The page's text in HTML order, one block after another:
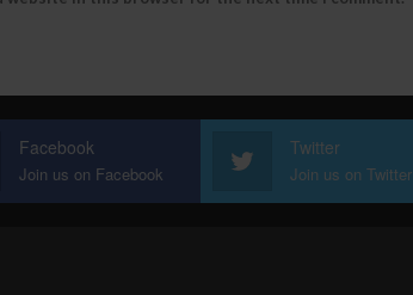
Facebook
Join us on Facebook
Twitter
Join us on Twitter